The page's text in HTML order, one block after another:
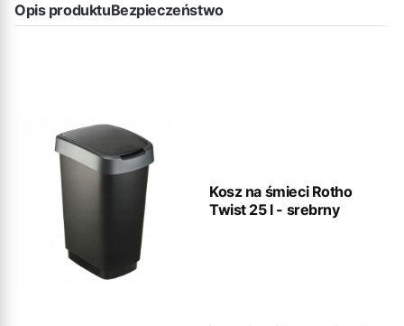
Opis produktuBezpieczeństwo
Kosz na śmieci Rotho
Twist 25 l - srebrny